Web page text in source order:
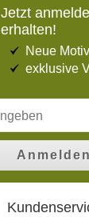
Jetzt
erhalten!
Neue
exklusive
Anmelden